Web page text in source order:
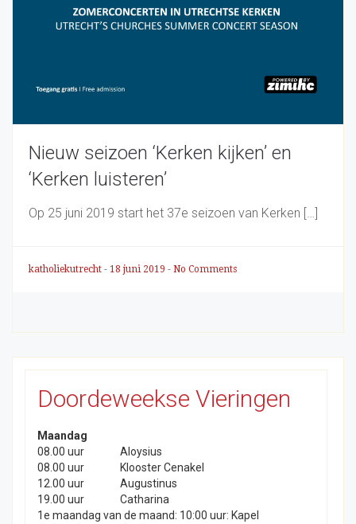
Nieuw seizoen ‘Kerken kijken’ en
‘Kerken luisteren’
Op 25 juni 2019 start het 37e seizoen van Kerken […]
katholiekutrecht - 18 juni 2019 - No Comments
Doordeweekse Vieringen
Maandag
08.00 uur
Aloysius
08.00 uur
Klooster Cenakel
12.00 uur
Augustinus
19.00 uur
Catharina
1e maandag van de maand: 10:00 uur: Kapel